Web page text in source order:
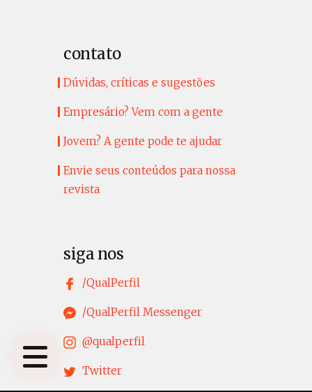
contato
Dúvidas, críticas e sugestões
Empresário? Vem com a gente
Jovem? A gente pode te ajudar
Envie seus conteúdos para nossa
revista
siga nos
/QualPerfil
/QualPerfil Messenger
@qualperfil
Twitter